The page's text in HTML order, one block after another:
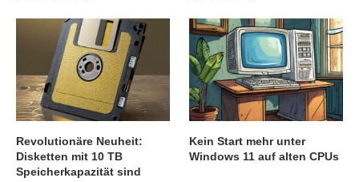
Revolutionäre Neuheit:
Disketten mit 10 TB
Speicherkapazität sind
Kein Start mehr unter
Windows 11 auf alten CPUs